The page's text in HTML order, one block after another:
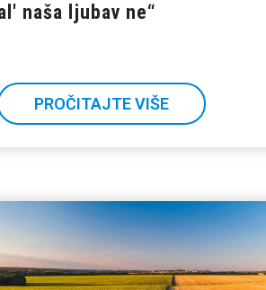
naša ljubav ne“
PROČITAJTE VIŠE